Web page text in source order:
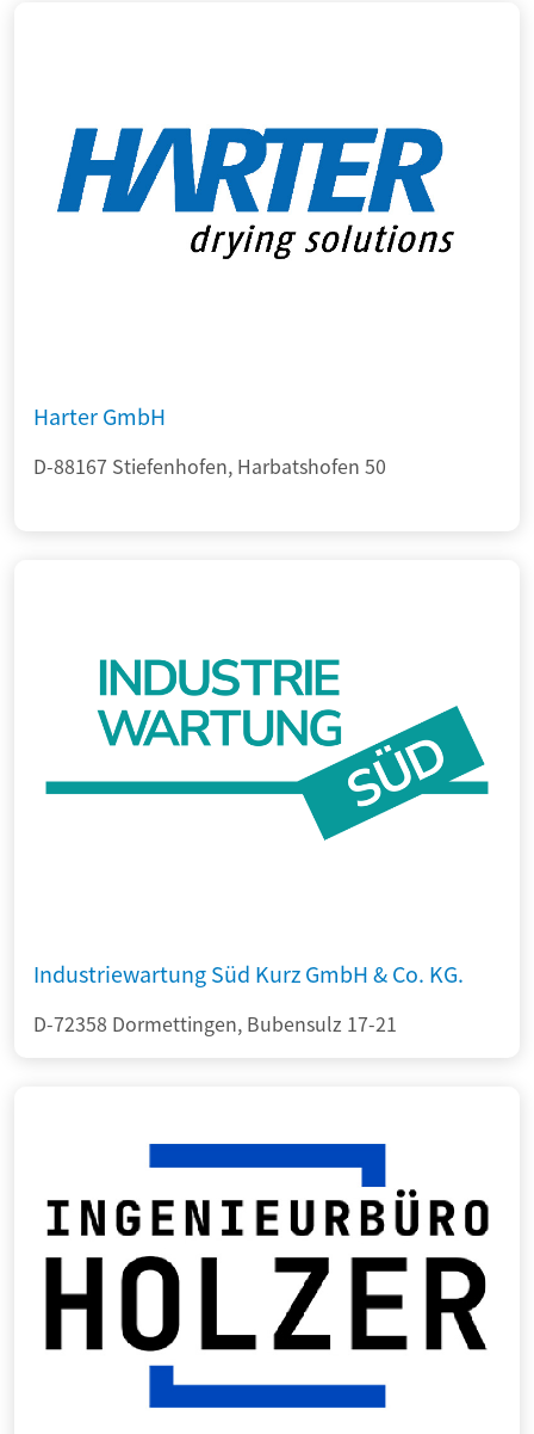
Harter GmbH
D-88167 Stiefenhofen, Harbatshofen 50
Industriewartung Süd Kurz GmbH & Co. KG.
D-72358 Dormettingen, Bubensulz 17-21